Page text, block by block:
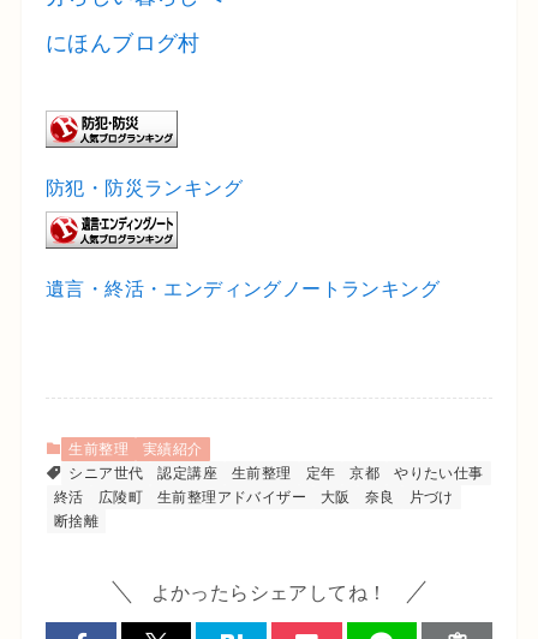
にほんブログ村
防犯・防災ランキング
遺言・終活・エンディングノートランキング
生前整理
実績紹介
シニア世代
認定講座 生前整理 定年 京都
やりたい仕事
終活
広陵町 生前整理アドバイザー 大阪 奈良
片づけ
断捨離
よかったらシェアしてね！